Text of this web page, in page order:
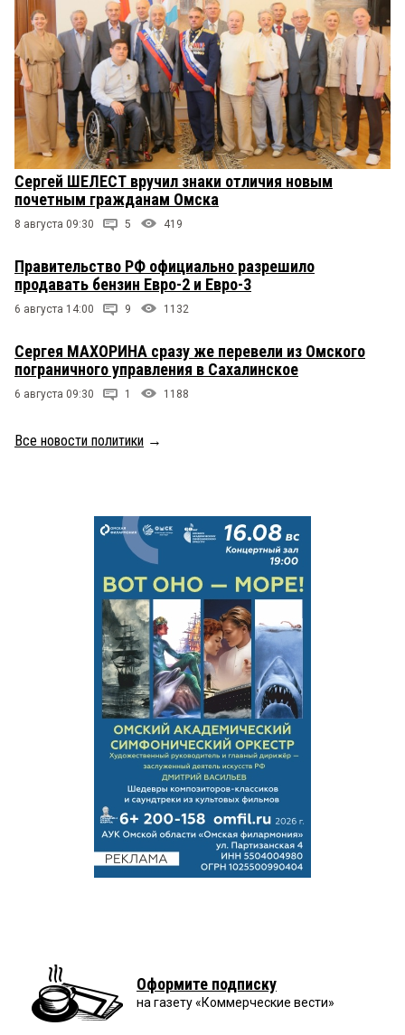
Сергей ШЕЛЕСТ вручил знаки отличия новым
почетным гражданам Омска
8 августа 09:30 5 419
Правительство РФ официально разрешило
продавать бензин Евро-2 и Евро-3
6 августа 14:00 9 1132
Сергея МАХОРИНА сразу же перевели из Омского
пограничного управления в Сахалинское
6 августа 09:30 1 1188
Все новости политики →
Оформите подписку
на газету «Коммерческие вести»